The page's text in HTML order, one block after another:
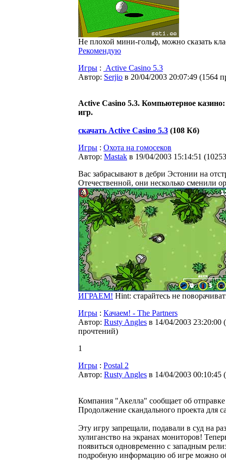
Не плохой мини-гольф, можно сказать
Рекомендую
Игры : Active Casino 5.3
Автор: Serjio в 20/04/2003 20:07:49 (1564
Active Casino 5.3. Компьютерное казино:
игр.
скачать Active Casino 5.3 (108 Кб)
Игры : Охота на гомосеков
Автор: Мastak в 19/04/2003 15:14:51 (
Вас забрасывают в дебри Эстонии на
Отечественной, они несколько сменили
ИГРАЕМ! Hint: старайтесь не
Игры : Качаем! - The Partners
Автор: Rusty Angles в 14/04/2003 23:20:00 (
прочтений)
1
Игры : Postal 2
Автор: Rusty Angles в 14/04/2003 00:10:45 (
Компания "Акелла" сообщает об
Продолжение скандального проекта
Эту игру запрещали, подавали в суд на
хулиганство на экранах мониторов!
появиться одновременно с западным
подробную информацию об игре можно